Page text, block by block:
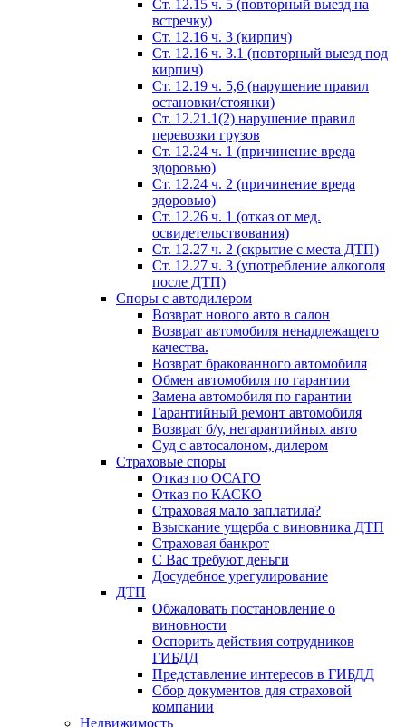
Ст. 12.15 ч. 5 (повторный выезд на
встречку)
Ст. 12.16 ч. 3 (кирпич)
Ст. 12.16 ч. 3.1 (повторный выезд под
кирпич)
Ст. 12.19 ч. 5,6 (нарушение правил
остановки/стоянки)
Ст. 12.21.1(2) нарушение правил
перевозки грузов
Ст. 12.24 ч. 1 (причинение вреда
здоровью)
Ст. 12.24 ч. 2 (причинение вреда
здоровью)
Ст. 12.26 ч. 1 (отказ от мед.
освидетельствования)
Ст. 12.27 ч. 2 (скрытие с места ДТП)
Ст. 12.27 ч. 3 (употребление алкоголя
после ДТП)
Споры с автодилером
Возврат нового авто в салон
Возврат автомобиля ненадлежащего
качества.
Возврат бракованного автомобиля
Обмен автомобиля по гарантии
Замена автомобиля по гарантии
Гарантийный ремонт автомобиля
Возврат б/у, негарантийных авто
Суд с автосалоном, дилером
Страховые споры
Отказ по ОСАГО
Отказ по КАСКО
Страховая мало заплатила?
Взыскание ущерба с виновника ДТП
Страховая банкрот
С Вас требуют деньги
Досудебное урегулирование
ДТП
Обжаловать постановление о
виновности
Оспорить действия сотрудников
ГИБДД
Представление интересов в ГИБДД
Сбор документов для страховой
компании
Недвижимость